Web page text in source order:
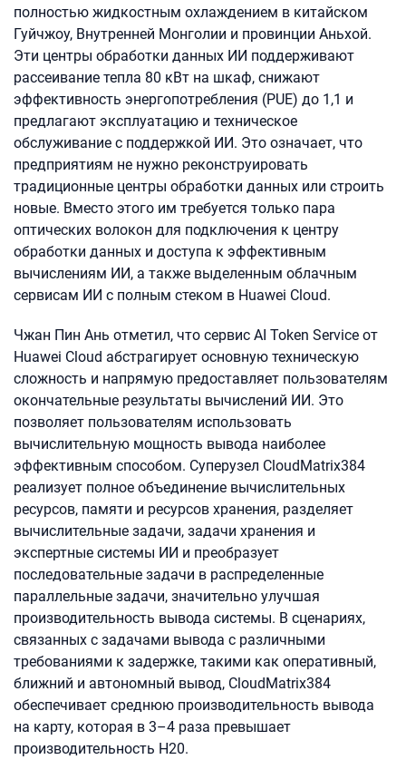
полностью жидкостным охлаждением в китайском
Гуйчжоу, Внутренней Монголии и провинции Аньхой.
Эти центры обработки данных ИИ поддерживают
рассеивание тепла 80 кВт на шкаф, снижают
эффективность энергопотребления (PUE) до 1,1 и
предлагают эксплуатацию и техническое
обслуживание с поддержкой ИИ. Это означает, что
предприятиям не нужно реконструировать
традиционные центры обработки данных или строить
новые. Вместо этого им требуется только пара
оптических волокон для подключения к центру
обработки данных и доступа к эффективным
вычислениям ИИ, а также выделенным облачным
сервисам ИИ с полным стеком в Huawei Cloud.
Чжан Пин Ань отметил, что сервис AI Token Service от
Huawei Cloud абстрагирует основную техническую
сложность и напрямую предоставляет пользователям
окончательные результаты вычислений ИИ. Это
позволяет пользователям использовать
вычислительную мощность вывода наиболее
эффективным способом. Суперузел CloudMatrix384
реализует полное объединение вычислительных
ресурсов, памяти и ресурсов хранения, разделяет
вычислительные задачи, задачи хранения и
экспертные системы ИИ и преобразует
последовательные задачи в распределенные
параллельные задачи, значительно улучшая
производительность вывода системы. В сценариях,
связанных с задачами вывода с различными
требованиями к задержке, такими как оперативный,
ближний и автономный вывод, CloudMatrix384
обеспечивает среднюю производительность вывода
на карту, которая в 3–4 раза превышает
производительность H20.